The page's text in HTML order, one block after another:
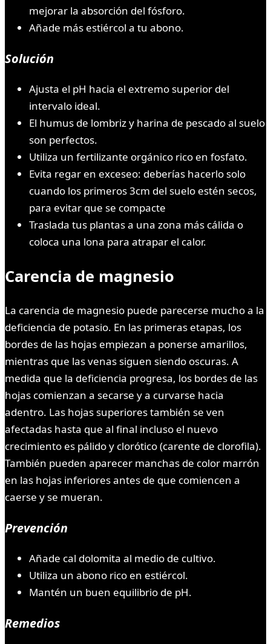
mejorar la absorción del fósforo.
Añade más estiércol a tu abono.
Solución
Ajusta el pH hacia el extremo superior del
intervalo ideal.
El humus de lombriz y harina de pescado al suelo
son perfectos.
Utiliza un fertilizante orgánico rico en fosfato.
Evita regar en exceseo: deberías hacerlo solo
cuando los primeros 3cm del suelo estén secos,
para evitar que se compacte
Traslada tus plantas a una zona más cálida o
coloca una lona para atrapar el calor.
Carencia de magnesio
La carencia de magnesio puede parecerse mucho a la
deficiencia de potasio. En las primeras etapas, los
bordes de las hojas empiezan a ponerse amarillos,
mientras que las venas siguen siendo oscuras. A
medida que la deficiencia progresa, los bordes de las
hojas comienzan a secarse y a curvarse hacia
adentro. Las hojas superiores también se ven
afectadas hasta que al final incluso el nuevo
crecimiento es pálido y clorótico (carente de clorofila).
También pueden aparecer manchas de color marrón
en las hojas inferiores antes de que comiencen a
caerse y se mueran.
Prevención
Añade cal dolomita al medio de cultivo.
Utiliza un abono rico en estiércol.
Mantén un buen equilibrio de pH.
Remedios